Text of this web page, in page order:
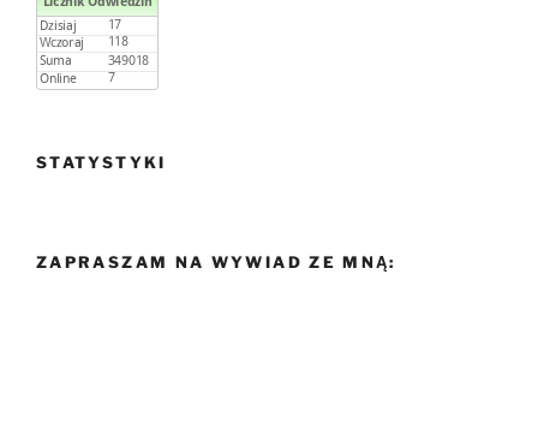
STATYSTYKI
ZAPRASZAM NA WYWIAD ZE MNĄ: